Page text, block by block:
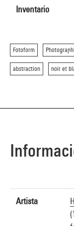
Inventario
Fotoform
abstraction noir et
Artista